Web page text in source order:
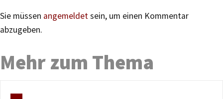
Sie müssen angemeldetsein, um einen Kommentar
abzugeben.
Mehr zum Thema